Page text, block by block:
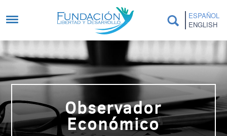
ESPAÑOL
ENGLISH
Observador
Económico